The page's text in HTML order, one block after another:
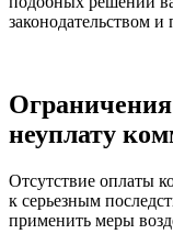
законодательством
Ограничения
неуплату
Отсутствие оплаты
к серьезным
применить меры